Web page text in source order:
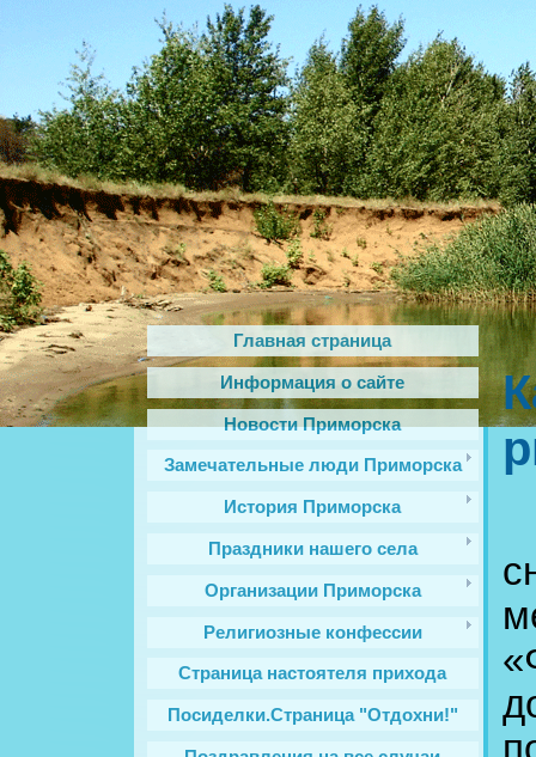
Главная страница
Информация о сайте
Новости Приморска
Замечательные люди Приморска
История Приморска
Праздники нашего села
Организации Приморска
Религиозные конфессии
Cтраница настоятеля прихода
Посиделки.Страница "Отдохни!"